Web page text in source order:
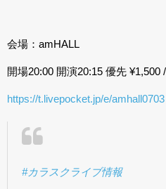
会場：amHALL
開場20:00 開演20:15 優先 ¥1,500
https://t.livepocket.jp/e/amhall0703
#カラスクライブ情報